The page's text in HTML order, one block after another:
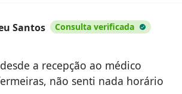
Santos Consulta verificada
a recepção ao médico
não senti nada horário